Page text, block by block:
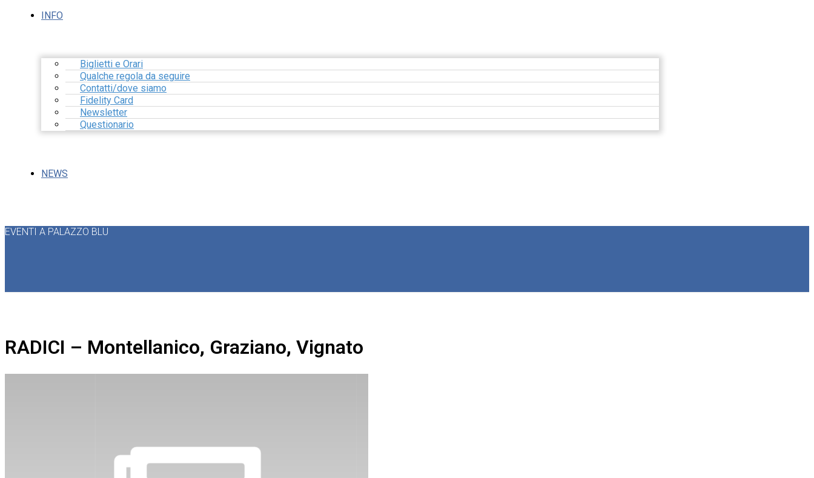
INFO
Biglietti e Orari
Qualche regola da seguire
Contatti/dove siamo
Fidelity Card
Newsletter
Questionario
NEWS
EVENTI A PALAZZO BLU
RADICI – Montellanico, Graziano, Vignato